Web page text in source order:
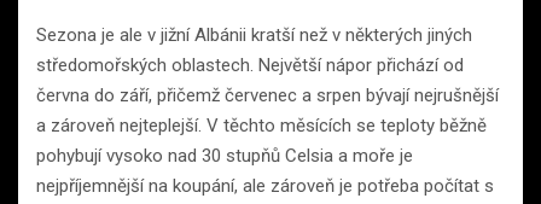
Sezona je ale v jižní Albánii kratší než v některých jiných
středomořských oblastech. Největší nápor přichází od
června do září, přičemž červenec a srpen bývají nejrušnější
a zároveň nejteplejší. V těchto měsících se teploty běžně
pohybují vysoko nad 30 stupňů Celsia a moře je
nejpříjemnější na koupání, ale zároveň je potřeba počítat s